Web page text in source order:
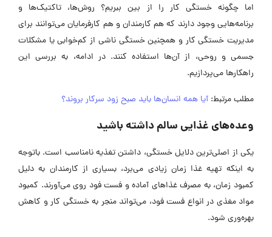
اما چگونه خستگی کار را از بین ببریم؟ روش‌ها، تاکتیک‌ها و
برنامه‌هایی وجود دارند که هم کارمندان و هم کارفرمایان می‌توانند برای
مدیریت خستگی کار و همچنین خستگی ناشی از کم‌خوابی یا مشکلات
جسمی و روحی، از آن‌ها استفاده کنند. در ادامه، به بررسی این
راهکارها می‌پردازیم.
مطلب مرتبط: آیا همه انسان‌ها باید صبح زود سرکار بروند؟
وعده‌های غذایی سالم داشته باشید
یکی از اصلی‌ترین دلایل خستگی، داشتن تغذیه نامناسب است. باتوجه
به اینکه تهیه غذا زمان زیادی می‌برد، بسیاری از کارمندان به دلیل
کمبود زمان، به مصرف غذاهای آماده و فست فود روی می‌آورند. کمبود
مواد مغذی در انواع فست فود، می‌تواند منجر به خستگی کار و کاهش
بهره‌وری شود.